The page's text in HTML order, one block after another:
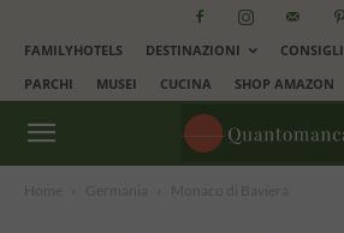
FAMILYHOTELS DESTINAZIONI CONSIGLI
PARCHI
MUSEI CUCINA SHOP AMAZON